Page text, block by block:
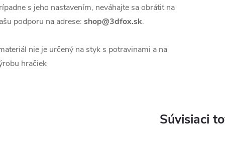
s jeho nastavením, neváhajte sa obrátiť na
podporu na adrese: shop@3dfox.sk.
nie je určený na styk s potravinami a na
hračiek
Súvisiaci